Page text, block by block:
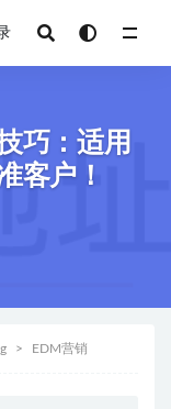
巧：适用
客户！
EDM营销